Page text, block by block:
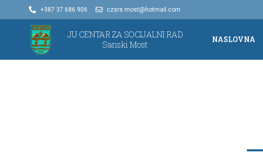
+387 37 686 906 czsrs.most@hotmail.com
JU CENTAR ZA SOCIJALNI RAD
Sanski Most
NASLOVNA